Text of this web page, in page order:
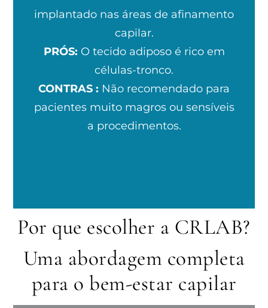
implantado nas áreas de afinamento
capilar.
PRÓS: O tecido adiposo é rico em
células-tronco.
CONTRAS : Não recomendado para
pacientes muito magros ou sensíveis
a procedimentos.
Por que escolher a CRLAB?
Uma abordagem completa
para o bem-estar capilar